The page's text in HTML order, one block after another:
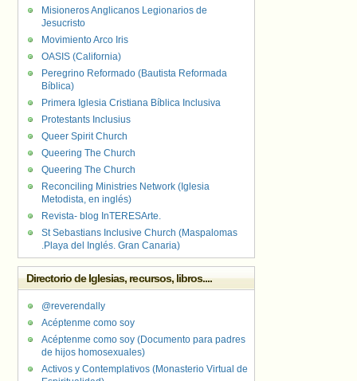
Misioneros Anglicanos Legionarios de
Jesucristo
Movimiento Arco Iris
OASIS (California)
Peregrino Reformado (Bautista Reformada
Bíblica)
Primera Iglesia Cristiana Bíblica Inclusiva
Protestants Inclusius
Queer Spirit Church
Queering The Church
Queering The Church
Reconciling Ministries Network (Iglesia
Metodista, en inglés)
Revista- blog InTERESArte.
St Sebastians Inclusive Church (Maspalomas
.Playa del Inglés. Gran Canaria)
Directorio de Iglesias, recursos, libros....
@reverendally
Acéptenme como soy
Acéptenme como soy (Documento para padres
de hijos homosexuales)
Activos y Contemplativos (Monasterio Virtual de